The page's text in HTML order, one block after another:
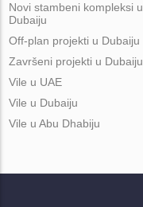
Novi stambeni kompleksi u
Dubaiju
Off-plan projekti u Dubaiju
Završeni projekti u Dubaiju
Vile u UAE
Vile u Dubaiju
Vile u Abu Dhabiju